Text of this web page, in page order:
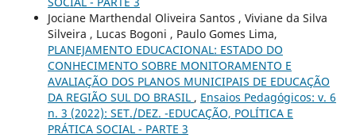
Jociane Marthendal Oliveira Santos , Viviane da Silva
Silveira , Lucas Bogoni , Paulo Gomes Lima,
PLANEJAMENTO EDUCACIONAL: ESTADO DO
CONHECIMENTO SOBRE MONITORAMENTO E
AVALIAÇÃO DOS PLANOS MUNICIPAIS DE EDUCAÇÃO
DA REGIÃO SUL DO BRASIL , Ensaios Pedagógicos: v. 6
n. 3 (2022): SET./DEZ. -EDUCAÇÃO, POLÍTICA E
PRÁTICA SOCIAL - PARTE 3